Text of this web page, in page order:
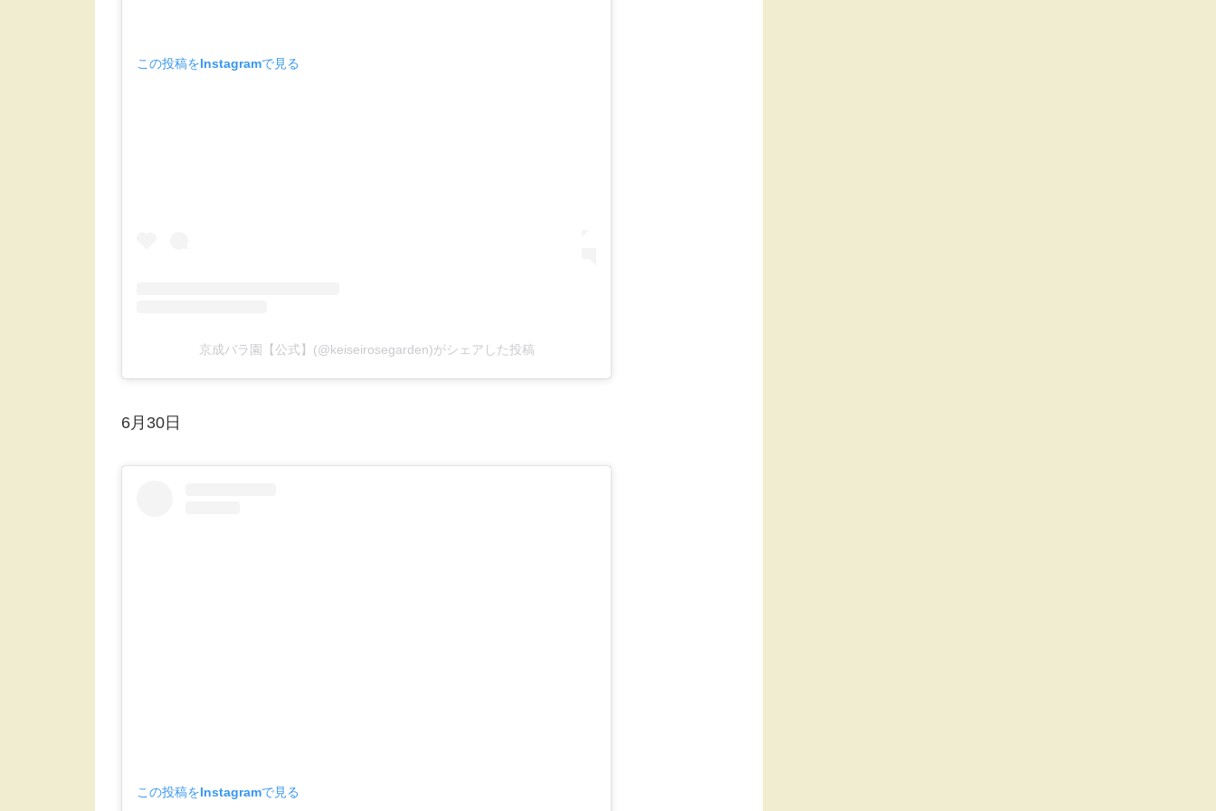
この投稿をInstagramで見る
京成バラ園【公式】(@keiseirosegarden)がシェアした投稿
6月30日
この投稿をInstagramで見る